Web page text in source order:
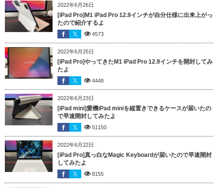
2022年6月26日
[iPad Pro]M1 iPad Pro 12.9インチが自分仕様に出来上がっ
たので紹介するよ
4573
2022年6月25日
[iPad Pro]やってきたM1 iPad Pro 12.9インチを開封してみ
たよ
4448
2022年6月23日
[iPad mini]愛機iPad miniを縦置きできるケースが届いたの
で早速開封してみたよ
51150
2022年6月22日
[iPad Pro]真っ白なMagic Keyboardが届いたので早速開封
してみたよ
8155